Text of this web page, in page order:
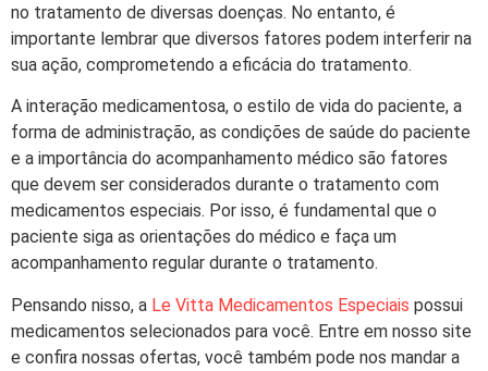
no tratamento de diversas doenças. No entanto, é
importante lembrar que diversos fatores podem interferir na
sua ação, comprometendo a eficácia do tratamento.
A interação medicamentosa, o estilo de vida do paciente, a
forma de administração, as condições de saúde do paciente
e a importância do acompanhamento médico são fatores
que devem ser considerados durante o tratamento com
medicamentos especiais. Por isso, é fundamental que o
paciente siga as orientações do médico e faça um
acompanhamento regular durante o tratamento.
Pensando nisso, a Le Vitta Medicamentos Especiais possui
medicamentos selecionados para você. Entre em nosso site
e confira nossas ofertas, você também pode nos mandar a